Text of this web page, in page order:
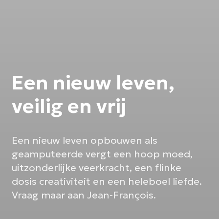
Een nieuw leven,
veilig en vrij
Een nieuw leven opbouwen als
geamputeerde vergt een hoop moed,
uitzonderlijke veerkracht, een flinke
dosis creativiteit en een heleboel liefde.
Vraag maar aan Jean-François.